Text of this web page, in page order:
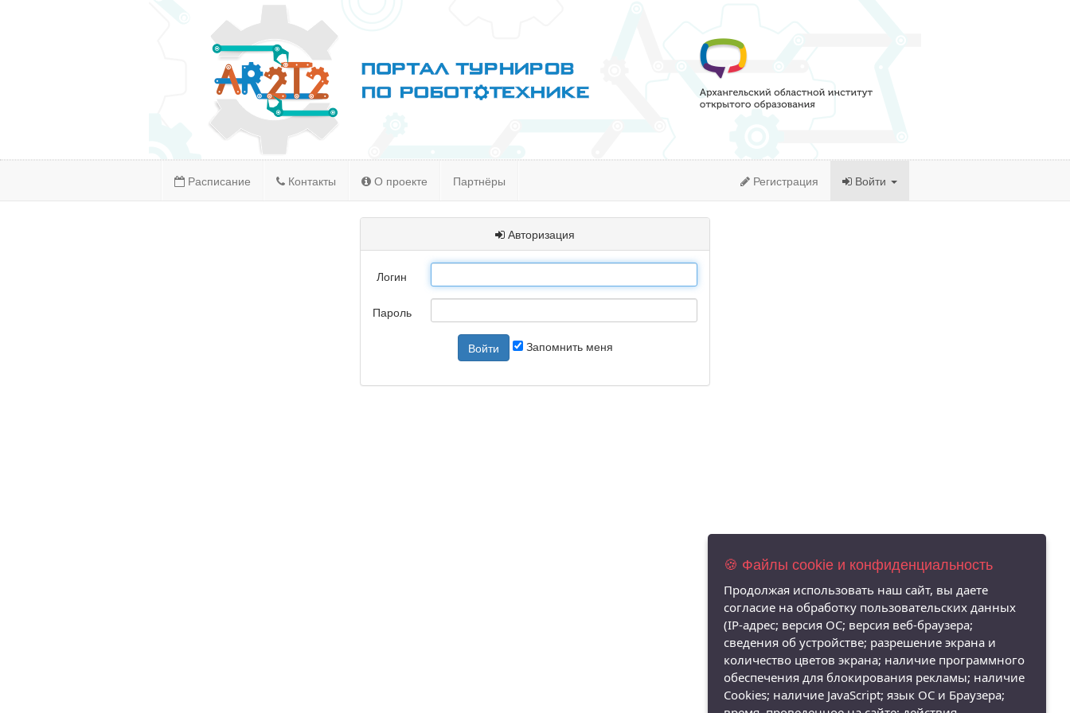
Расписание Контакты О проекте Партнёры Регистрация Войти
Авторизация
Логин
Пароль
Войти Запомнить меня
🍪 Файлы cookie и конфиденциальность
Продолжая использовать наш сайт, вы даете
согласие на обработку пользовательских данных
(IP-адрес; версия ОС; версия веб-браузера;
сведения об устройстве; разрешение экрана и
количество цветов экрана; наличие программного
обеспечения для блокирования рекламы; наличие
Cookies; наличие JavaScript; язык ОС и Браузера;